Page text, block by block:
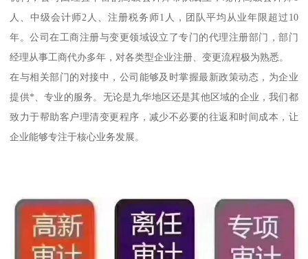
人、中级会计师2人、注册税务师1人，团队平均从业年限超过10
年。公司在工商注册与变更领域设立了专门的代理注册部门，部门
经理从事工商代办多年，对各类型企业注册、变更流程极为熟悉。
在与相关部门的对接中，公司能够及时掌握最新政策动态，为企业
提供*、专业的服务。无论是九华地区还是其他区域的企业，我们都
致力于帮助客户理清变更程序，减少不必要的往返和时间成本，让
企业能够专注于核心业务发展。